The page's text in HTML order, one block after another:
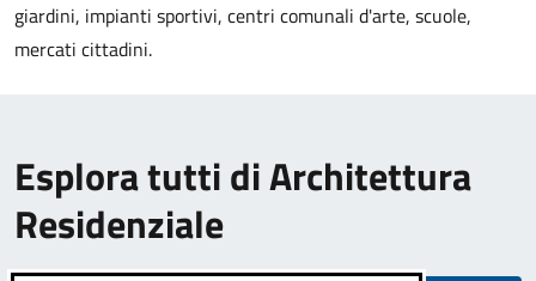
giardini, impianti sportivi, centri comunali d'arte, scuole,
mercati cittadini.
Esplora tutti di Architettura
Residenziale